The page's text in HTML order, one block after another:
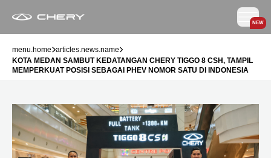
NEW
menu.home articles.news.name
KOTA MEDAN SAMBUT KEDATANGAN CHERY TIGGO 8 CSH, TAMPIL
MEMPERKUAT POSISI SEBAGAI PHEV NOMOR SATU DI INDONESIA